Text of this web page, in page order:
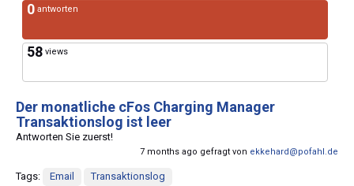
0 antworten
58 views
Der monatliche cFos Charging Manager
Transaktionslog ist leer
Antworten Sie zuerst!
7 months ago gefragt von ekkehard@pofahl.de
Tags: Email
Transaktionslog